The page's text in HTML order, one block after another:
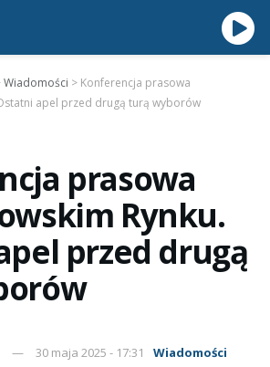
Wiadomości > Konferencja prasowa
apel przed drugą turą wyborów
prasowa
Rynku.
przed drugą
30 maja 2025 - 17:31
Wiadomości